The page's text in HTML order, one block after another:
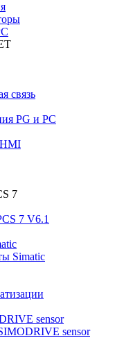
связь
PG и PC
7
7 V6.1
Simatic
sensor
sensor